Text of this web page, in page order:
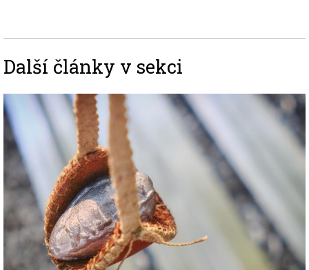
Další články v sekci
Image